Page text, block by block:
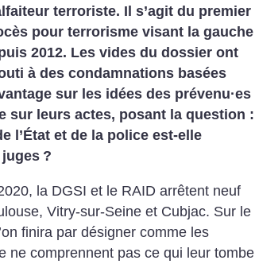
terroriste. Il s’agit du premier
pour terrorisme visant la gauche
2012. Les vides du dossier ont
à des condamnations basées
sur les idées des prévenu·es
sur leurs actes, posant la question :
l’État et de la police est-elle
?
la DGSI et le RAID arrêtent neuf
Vitry-sur-Seine et Cubjac. Sur le
finira par désigner comme les
ne comprennent pas ce qui leur tombe